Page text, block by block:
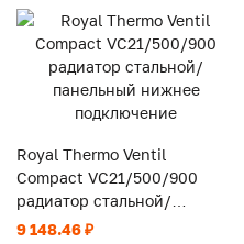
Royal Thermo Ventil
Compact VC21/500/900
радиатор стальной/
панельный нижнее
9 148.46 ₽